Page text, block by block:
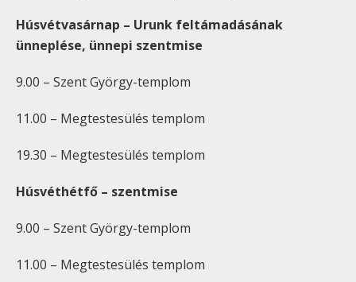
Húsvétvasárnap – Urunk feltámadásának
ünneplése, ünnepi szentmise
9.00 – Szent György-templom
11.00 – Megtestesülés templom
19.30 – Megtestesülés templom
Húsvéthétfő – szentmise
9.00 – Szent György-templom
11.00 – Megtestesülés templom